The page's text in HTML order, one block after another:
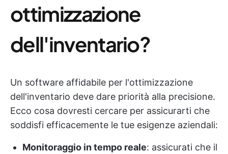
ottimizzazione
dell'inventario?
Un software affidabile per l'ottimizzazione
dell'inventario deve dare priorità alla precisione.
Ecco cosa dovresti cercare per assicurarti che
soddisfi efficacemente le tue esigenze aziendali:
Monitoraggio in tempo reale: assicurati che il